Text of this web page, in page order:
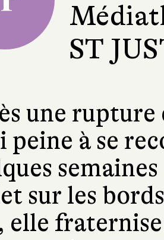
ST
une rupture
peine à se
sur les
elle fraternise